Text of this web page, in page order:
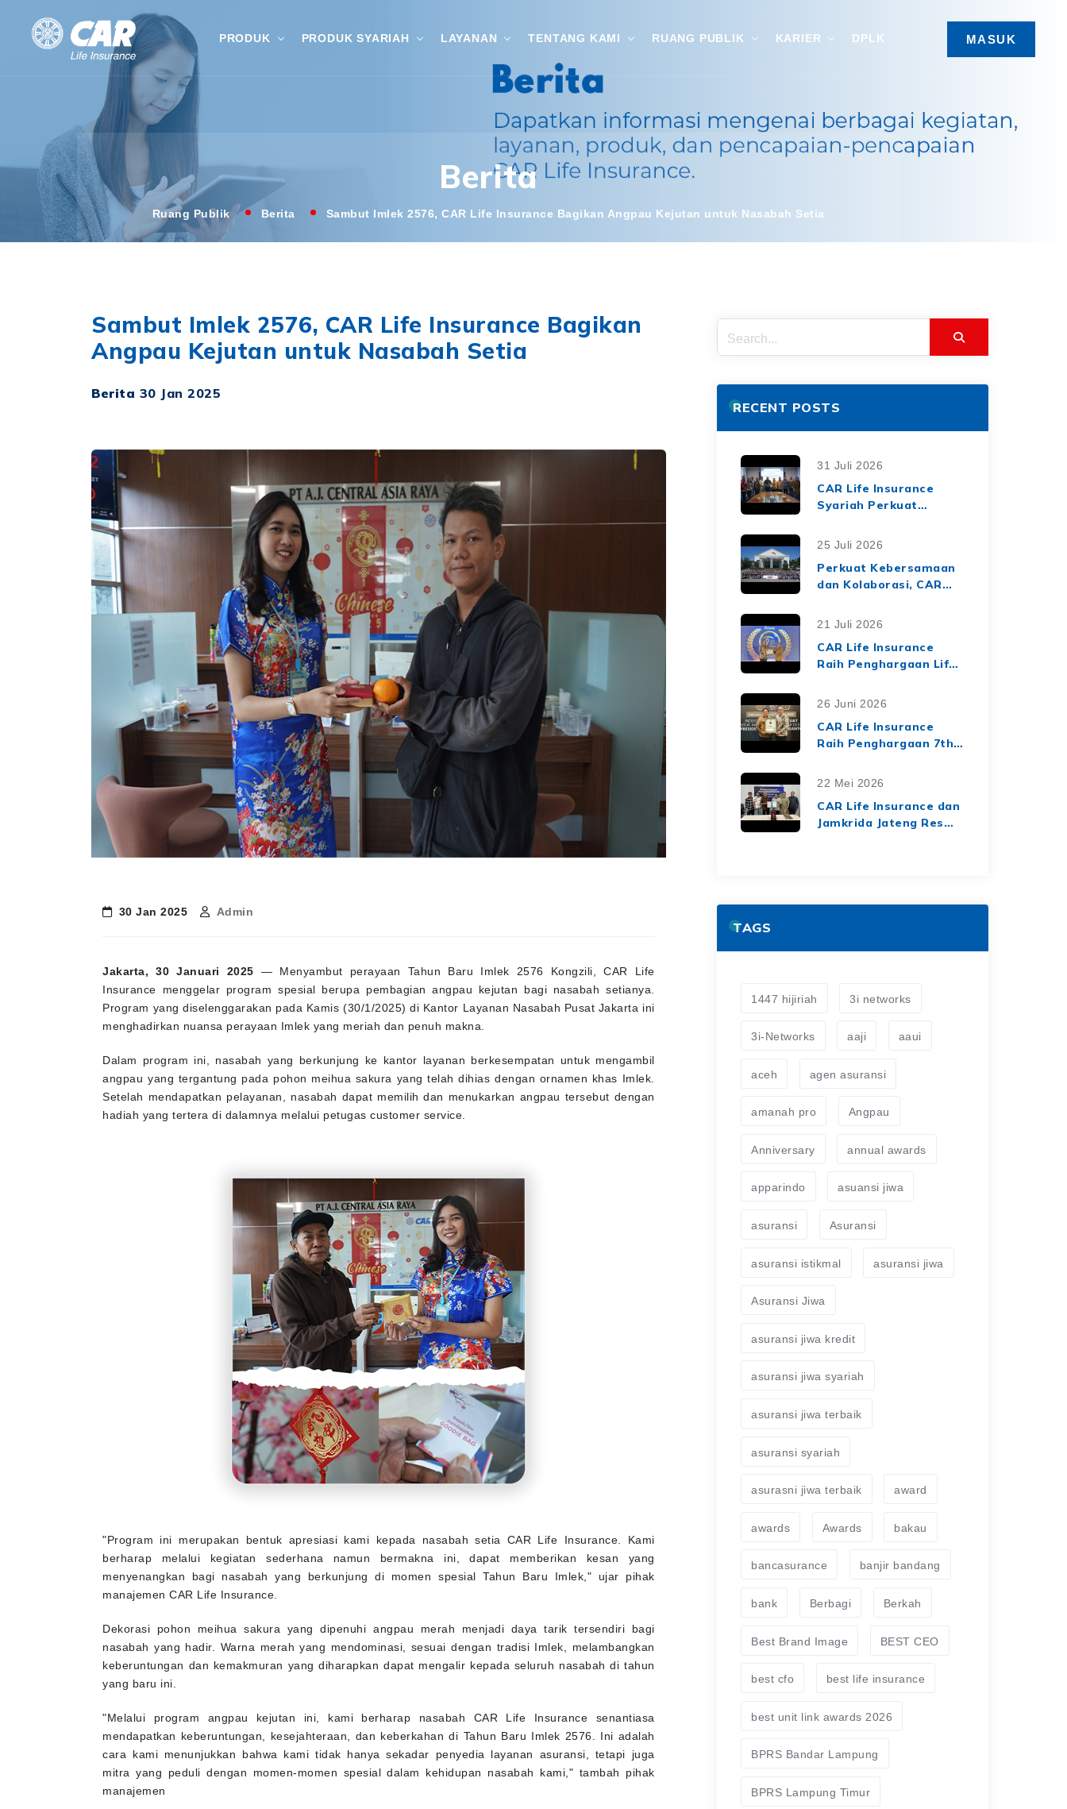
PRODUK PRODUK SYARIAH LAYANAN TENTANG KAMI RUANG PUBLIK KARIER DPLK MASUK
Berita
Ruang Publik Berita Sambut Imlek 2576, CAR Life Insurance Bagikan Angpau Kejutan untuk Nasabah Setia
Sambut Imlek 2576, CAR Life Insurance Bagikan
Angpau Kejutan untuk Nasabah Setia
Berita 30 Jan 2025
30 Jan 2025 Admin
Jakarta, 30 Januari 2025 — Menyambut perayaan Tahun Baru Imlek 2576 Kongzili, CAR Life
Insurance menggelar program spesial berupa pembagian angpau kejutan bagi nasabah setianya.
Program yang diselenggarakan pada Kamis (30/1/2025) di Kantor Layanan Nasabah Pusat Jakarta ini
menghadirkan nuansa perayaan Imlek yang meriah dan penuh makna.
Dalam program ini, nasabah yang berkunjung ke kantor layanan berkesempatan untuk mengambil
angpau yang tergantung pada pohon meihua sakura yang telah dihias dengan ornamen khas Imlek.
Setelah mendapatkan pelayanan, nasabah dapat memilih dan menukarkan angpau tersebut dengan
hadiah yang tertera di dalamnya melalui petugas customer service.
"Program ini merupakan bentuk apresiasi kami kepada nasabah setia CAR Life Insurance. Kami
berharap melalui kegiatan sederhana namun bermakna ini, dapat memberikan kesan yang
menyenangkan bagi nasabah yang berkunjung di momen spesial Tahun Baru Imlek," ujar pihak
manajemen CAR Life Insurance.
Dekorasi pohon meihua sakura yang dipenuhi angpau merah menjadi daya tarik tersendiri bagi
nasabah yang hadir. Warna merah yang mendominasi, sesuai dengan tradisi Imlek, melambangkan
keberuntungan dan kemakmuran yang diharapkan dapat mengalir kepada seluruh nasabah di tahun
yang baru ini.
"Melalui program angpau kejutan ini, kami berharap nasabah CAR Life Insurance senantiasa
mendapatkan keberuntungan, kesejahteraan, dan keberkahan di Tahun Baru Imlek 2576. Ini adalah
cara kami menunjukkan bahwa kami tidak hanya sekadar penyedia layanan asuransi, tetapi juga
mitra yang peduli dengan momen-momen spesial dalam kehidupan nasabah kami," tambah pihak
manajemen
RECENT POSTS
31 Juli 2026
CAR Life Insurance
Syariah Perkuat
Syariah melalui Kerja
Syariah dengan Tiga
BPRS di Lampung
25 Juli 2026
Perkuat Kebersamaan
dan Kolaborasi, CAR
Employee Gathering
"Harmoni Nusantara,
Sinergi Berkelanjutan"
21 Juli 2026
CAR Life Insurance
Raih Penghargaan Life
Market Leaders 2026
26 Juni 2026
CAR Life Insurance
Raih Penghargaan 7th
Companies Awards
Keuangan yang Solid
dan Berkelanjutan
22 Mei 2026
CAR Life Insurance dan
Jamkrida Jateng Resmi
TAGS
1447 hijiriah 3i networks
3i-Networks aaji aaui
aceh agen asuransi
amanah pro Angpau
Anniversary annual awards
apparindo asuansi jiwa
asuransi Asuransi
asuransi istikmal asuransi jiwa
Asuransi Jiwa
asuransi jiwa kredit
asuransi jiwa syariah
asuransi jiwa terbaik
asuransi syariah
asurasni jiwa terbaik award
awards Awards bakau
bancasurance banjir bandang
bank Berbagi Berkah
Best Brand Image BEST CEO
best cfo best life insurance
best unit link awards 2026
BPRS Bandar Lampung
BPRS Lampung Timur